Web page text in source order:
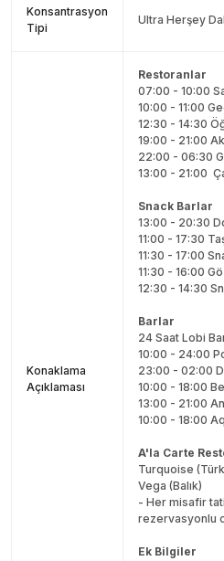
Konsantrasyon
Tipi
Ultra Herşey
Konaklama
Açıklaması
Restoranlar
07:00 - 10:00
10:00 - 11:00
12:30 - 14:30
19:00 - 21:00
22:00 - 06:30
13:00 - 21:00
Snack Barlar
13:00 - 20:30
11:00 - 17:30
11:30 - 17:00
11:30 - 16:00
12:30 - 14:30
Barlar
24 Saat Lobi
10:00 - 24:00
23:00 - 02:00
10:00 - 18:00
13:00 - 21:00
10:00 - 18:00
A'la Carte
Turquoise
Vega (Balık)
- Her misafir
rezervasyonlu
Ek Bilgiler